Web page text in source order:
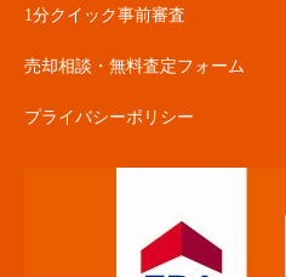
1分クイック事前審査
売却相談・無料査定フォーム
プライバシーポリシー